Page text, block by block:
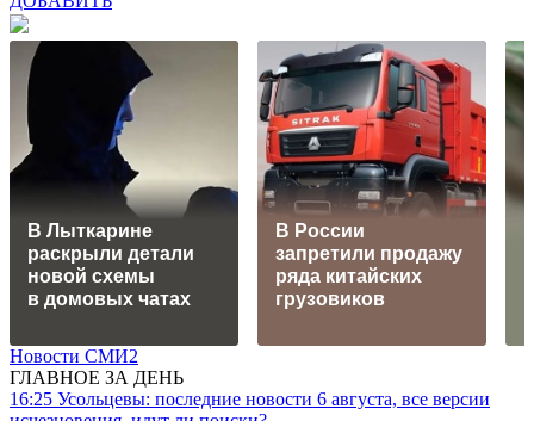
В Лыткарине
раскрыли детали
новой схемы
в домовых чатах
В России
запретили продажу
ряда китайских
грузовиков
Новости СМИ2
ГЛАВНОЕ ЗА ДЕНЬ
16:25 Усольцевы: последние новости 6 августа, все версии